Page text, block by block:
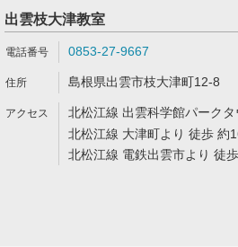
出雲枝大津教室
0853-27-9667
島根県出雲市枝大津町12-8
北松江線 出雲科学館パーク
北松江線 大津町より 徒歩 約
北松江線 電鉄出雲市より 徒